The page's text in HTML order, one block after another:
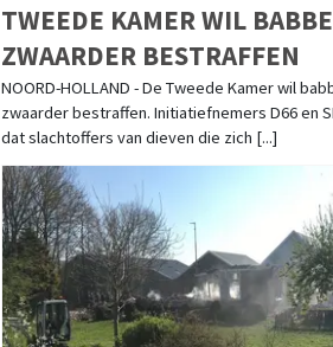
TWEEDE KAMER WIL
ZWAARDER BESTRAFFEN
NOORD-HOLLAND - De Tweede Kamer wil
zwaarder bestraffen. Initiatiefnemers D66 en
dat slachtoffers van dieven die zich [...]